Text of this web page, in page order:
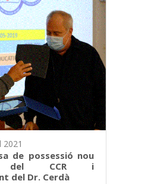
de possessió nou
del CCR i
del Dr. Cerdà